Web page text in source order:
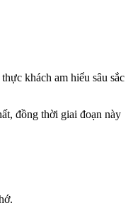
khách am hiểu sâu sắc
đồng thời giai đoạn này